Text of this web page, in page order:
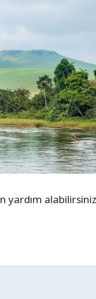
yardım